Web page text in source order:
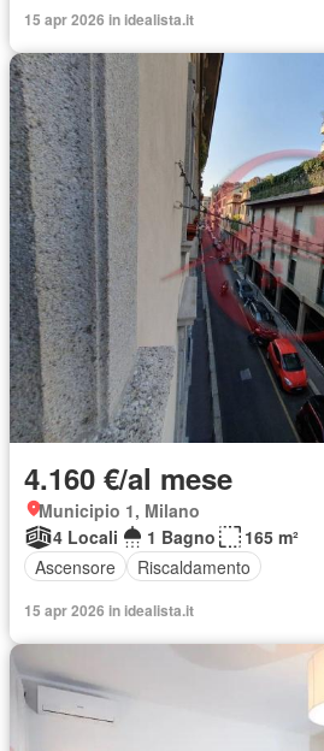
15 apr 2026 in idealista.it
4.160 €/al mese
Municipio 1, Milano
4 Locali
1 Bagno
165 m²
Ascensore
Riscaldamento
15 apr 2026 in idealista.it